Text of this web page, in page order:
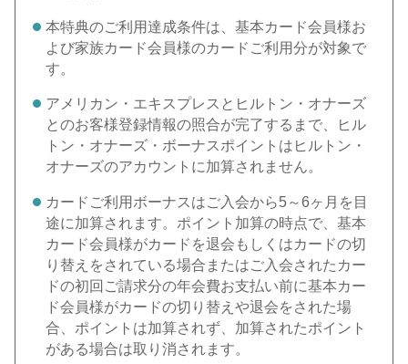
本特典のご利用達成条件は、基本カード会員様お
よび家族カード会員様のカードご利用分が対象で
す。
アメリカン・エキスプレスとヒルトン・オナーズ
とのお客様登録情報の照合が完了するまで、ヒル
トン・オナーズ・ボーナスポイントはヒルトン・
オナーズのアカウントに加算されません。
カードご利用ボーナスはご入会から5～6ヶ月を目
途に加算されます。ポイント加算の時点で、基本
カード会員様がカードを退会もしくはカードの切
り替えをされている場合またはご入会されたカー
ドの初回ご請求分の年会費お支払い前に基本カー
ド会員様がカードの切り替えや退会をされた場
合、ポイントは加算されず、加算されたポイント
がある場合は取り消されます。